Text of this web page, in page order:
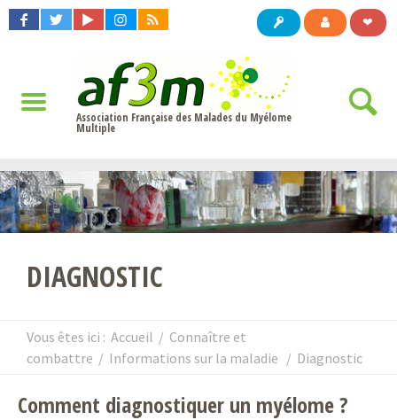
❤
Association Française des Malades du Myélome
Multiple
DIAGNOSTIC
Vous êtes ici : Accueil / Connaître et
combattre / Informations sur la maladie / Diagnostic
Comment diagnostiquer un myélome ?